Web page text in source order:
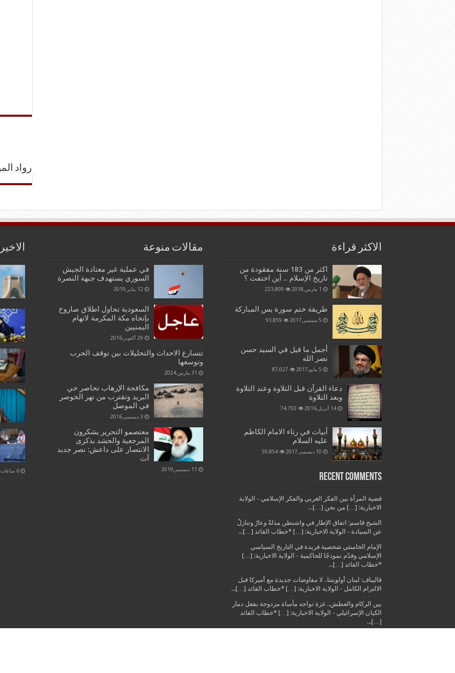
رواد
الاكثر قراءة
اكثر من 183 سنة مفقودة من
تاريخ الإسلام .. أين اختفت ؟
1 مارس,2018 223,809
طريقة ختم سورة يس المباركة
5 سبتمبر,2017 93,859
أجمل ما قيل في السيد حسن
نصر الله
5 مايو,2017 87,027
دعاء القرآن قبل التلاوة وعند التلاوة
وبعد التلاوة
14 أبريل,2016 74,792
أبيات في رثاء الامام الكاظم
عليه السلام
10 ديسمبر,2017 59,854
Recent Comments
قضية المرأة بين الفكر الغربي والفكر الإسلامي - الولاية
الاخبارية: […] من نحن […]...
الشيخ قاسم: اتفاق الإطار في واشنطن مذلةٌ وعارٌ وتنازلٌ
عن السيادة - الولاية الاخبارية: […] *خطاب القائد […]...
الإمام الخامنئي شخصية فريدة في التاريخ السياسي
الإسلامي وقدّم نموذجًا للحاكمية - الولاية الاخبارية: […]
*خطاب القائد […]...
قاليباف: لبنان أولويتنا.. لا مفاوضات جديدة مع أميركا قبل
الالتزام الكامل - الولاية الاخبارية: […] *خطاب القائد […]...
بين الركام والعطش.. غزة تواجه مأساة مزدوجة بفعل دمار
الكيان الإسرائيلي - الولاية الاخبارية: […] *خطاب القائد
[…]...
مقالات منوعة
في عملية غير معتادة الجيش
السوري يستهدف جبهة النصرة
12 يناير,2019
السعودية تحاول اطلاق صاروخ
بإتجاه مكة المكرمة لاتهام
اليمنيين
29 أكتوبر,2016
تتسارع الاحداث والتحليلات بين توقف الحرب
وتوسعها
31 مارس,2024
مكافحة الإرهاب تحاصر حي
البريد وتقترب من نهر الخوصر
في الموصل
3 ديسمبر,2016
معتصمو التحرير يشكرون
المرجعية والحشد بذكرى
الانتصار على داعش: نصر جديد
آت
11 ديسمبر,2019